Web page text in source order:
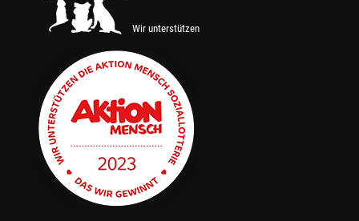
Wir unterstützen